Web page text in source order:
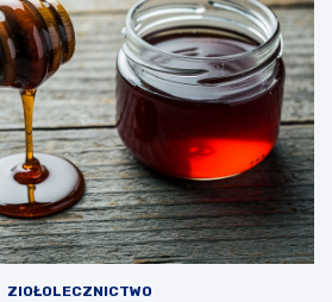
ZIOŁOLECZNICTWO